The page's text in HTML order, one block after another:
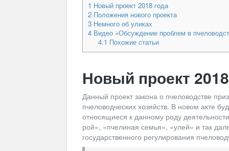
1 Новый проект 2018 года
2 Положения нового проекта
3 Немного об уликах
4 Видео «Обсуждение проблем в
4.1 Похожие статьи
Новый проект
Данный проект закона о пчеловодстве
пчеловодческих хозяйств. В новом акте
относящиеся к данному роду
рой», «пчелиная семья», «улей» и так
государственного регулирования